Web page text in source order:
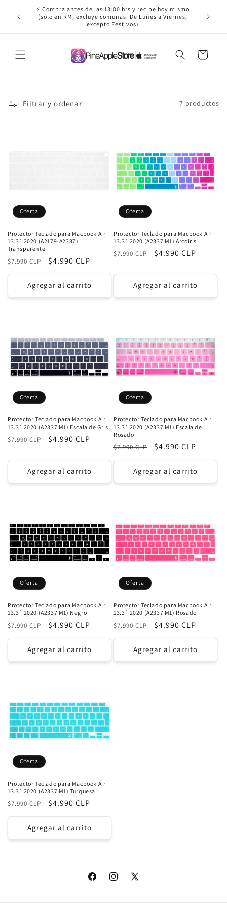
directamente
al contenido
⚡ Compra antes de las 13:00 hrs y recibe hoy mismo
(solo en RM, excluye comunas. De Lunes a Viernes,
excepto Festivos)
✈️
Carrito
Filtrar y ordenar 7 productos
Oferta
Protector Teclado para Macbook Air
13.3´ 2020 (A2179-A2337)
Transparente
Precio
habitual
$7.990 CLP
Precio
de
oferta
$4.990 CLP
Agregar al carrito
Oferta
Protector Teclado para Macbook Air
13.3´ 2020 (A2337 M1) Arcoíris
Precio
$7.990 CLP
Precio
oferta
$4.990 CLP
Agregar al carrito
Oferta
Protector Teclado para Macbook Air
13.3´ 2020 (A2337 M1) Escala de Gris
Precio
$7.990 CLP
Precio
oferta
$4.990 CLP
Agregar al carrito
Oferta
Protector Teclado para Macbook Air
13.3´ 2020 (A2337 M1) Escala de
Rosado
Precio
habitual
$7.990 CLP
Precio
de
oferta
$4.990 CLP
Agregar al carrito
Oferta
Protector Teclado para Macbook Air
13.3´ 2020 (A2337 M1) Negro
Precio
habitual
$7.990 CLP
Precio
de
oferta
$4.990 CLP
Agregar al carrito
Oferta
Protector Teclado para Macbook Air
13.3´ 2020 (A2337 M1) Rosado
Precio
habitual
$7.990 CLP
Precio
de
oferta
$4.990 CLP
Agregar al carrito
Oferta
Protector Teclado para Macbook Air
13.3´ 2020 (A2337 M1) Turquesa
Precio
habitual
$7.990 CLP
Precio
de
oferta
$4.990 CLP
Agregar al carrito
FacebookInstagram
X